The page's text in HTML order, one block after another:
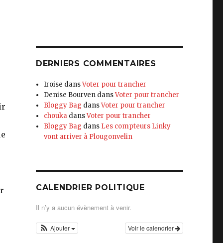
DERNIERS COMMENTAIRES
Iroise dansVoter pour trancher
Denise Bourven dansVoter pour trancher
Bloggy Bag dansVoter pour trancher
chouka dansVoter pour trancher
Bloggy Bag dans Les compteurs Linky
vont arriver à Plougonvelin
CALENDRIER POLITIQUE
Il n’y a aucun évènement à venir.
Voir le calendrier
Ajouter